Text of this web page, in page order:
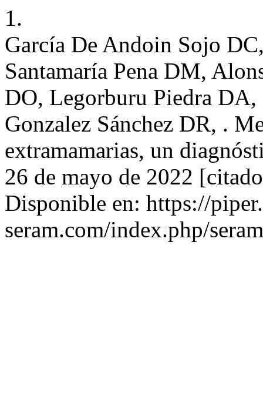
1.
García De Andoin Sojo
Santamaría Pena DM,
DO, Legorburu Piedra
Gonzalez Sánchez DR, .
extramamarias, un
26 de mayo de 2022
Disponible en: https://
seram.com/index.php/